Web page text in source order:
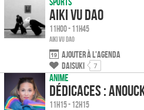
Aiki Vu Dao
11h00 - 11h45
Aiki Vu Dao
Ajouter à l'agenda
Daisuki
7
Anime
Dédicaces :
11h15 - 12h15